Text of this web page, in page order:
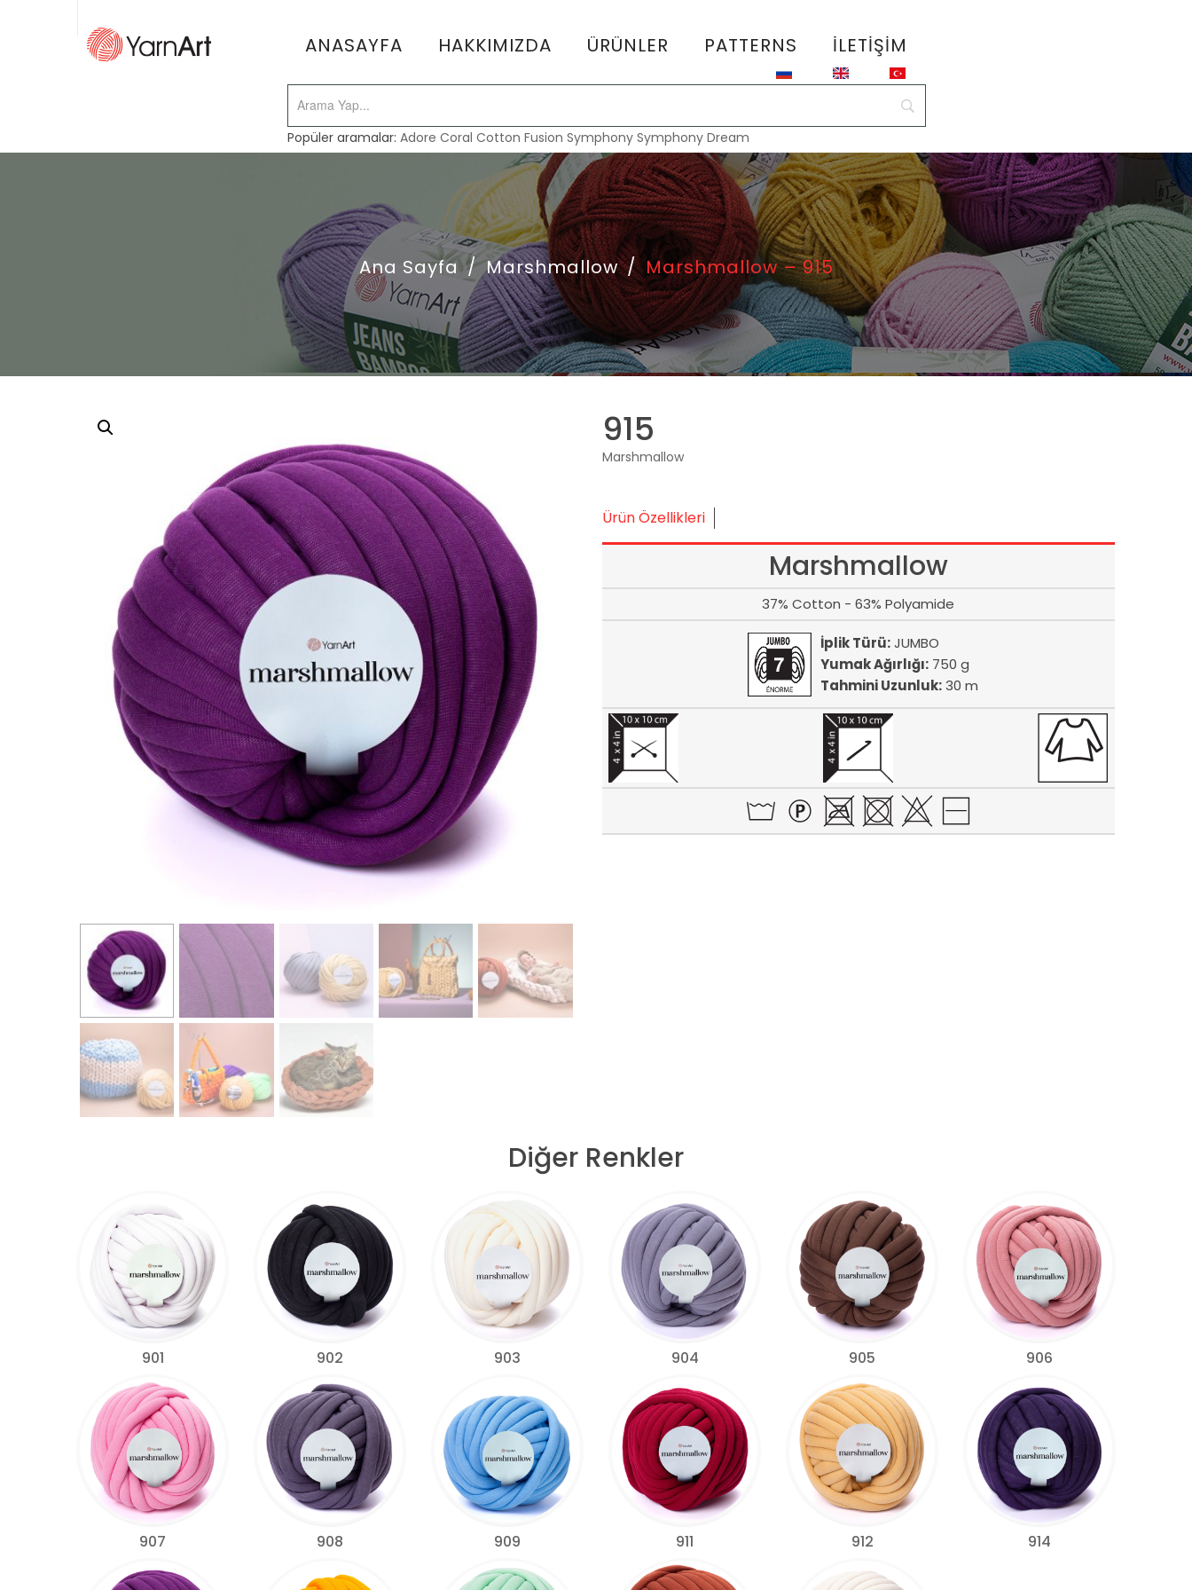
ANASAYFA HAKKIMIZDA ÜRÜNLER PATTERNS İLETIŞIM
Popüler aramalar:Adore Coral Cotton Fusion Symphony Symphony Dream
Ana Sayfa / Marshmallow / Marshmallow – 915
915
Marshmallow
Ürün Özellikleri
Marshmallow
37% Cotton - 63% Polyamide
İplik Türü:JUMBO
Yumak Ağırlığı:750 g
Tahmini Uzunluk:30 m
Diğer Renkler
901 902 903 904 905 906
907 908 909 911 912 914